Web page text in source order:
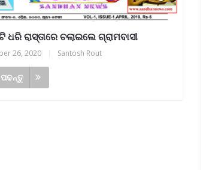
ଧରି ରାସ୍ତାରେ ଚଲାଇଲେ ଗ୍ରାମବାସୀ
26, 2020 Santosh Rout